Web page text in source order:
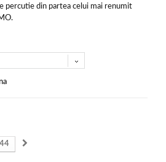
percutie din partea celui mai renumit
44